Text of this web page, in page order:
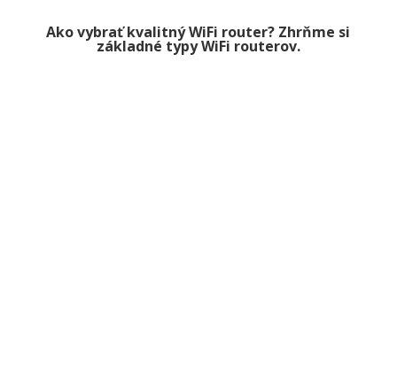
Ako vybrať kvalitný WiFi router? Zhrňme si
základné typy WiFi routerov.